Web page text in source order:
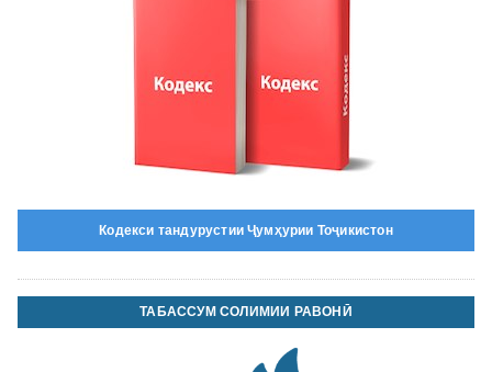
Кодекси тандурустии Ҷумҳурии Тоҷикистон
ТАБАССУМ СОЛИМИИ РАВОНӢ